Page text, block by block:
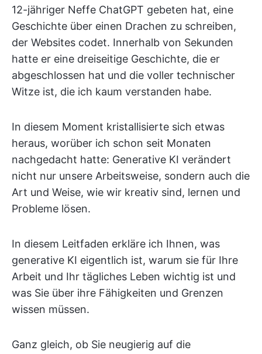
12-jähriger Neffe ChatGPT gebeten hat, eine
Geschichte über einen Drachen zu schreiben,
der Websites codet. Innerhalb von Sekunden
hatte er eine dreiseitige Geschichte, die er
abgeschlossen hat und die voller technischer
Witze ist, die ich kaum verstanden habe.
In diesem Moment kristallisierte sich etwas
heraus, worüber ich schon seit Monaten
nachgedacht hatte: Generative KI verändert
nicht nur unsere Arbeitsweise, sondern auch die
Art und Weise, wie wir kreativ sind, lernen und
Probleme lösen.
In diesem Leitfaden erkläre ich Ihnen, was
generative KI eigentlich ist, warum sie für Ihre
Arbeit und Ihr tägliches Leben wichtig ist und
was Sie über ihre Fähigkeiten und Grenzen
wissen müssen.
Ganz gleich, ob Sie neugierig auf die